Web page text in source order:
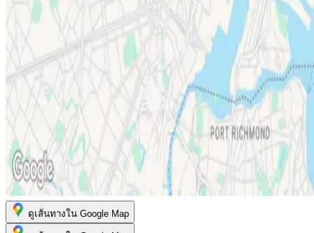
ดูเส้นทางใน Google Map